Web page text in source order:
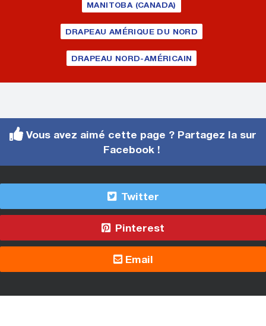
MANITOBA (CANADA)
DRAPEAU AMÉRIQUE DU NORD
DRAPEAU NORD-AMÉRICAIN
Vous avez aimé cette page ? Partagez la sur
Facebook !
Twitter
Pinterest
Email